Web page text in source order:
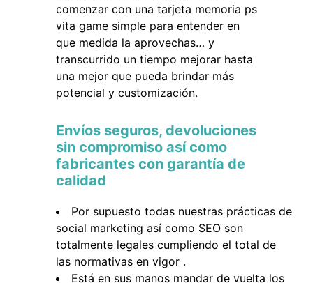
comenzar con una tarjeta memoria ps
vita game simple para entender en
que medida la aprovechas… y
transcurrido un tiempo mejorar hasta
una mejor que pueda brindar más
potencial y customización.
Envíos seguros, devoluciones
sin compromiso así como
fabricantes con garantía de
calidad
Por supuesto todas nuestras prácticas de
social marketing así como SEO son
totalmente legales cumpliendo el total de
las normativas en vigor .
Está en sus manos mandar de vuelta los